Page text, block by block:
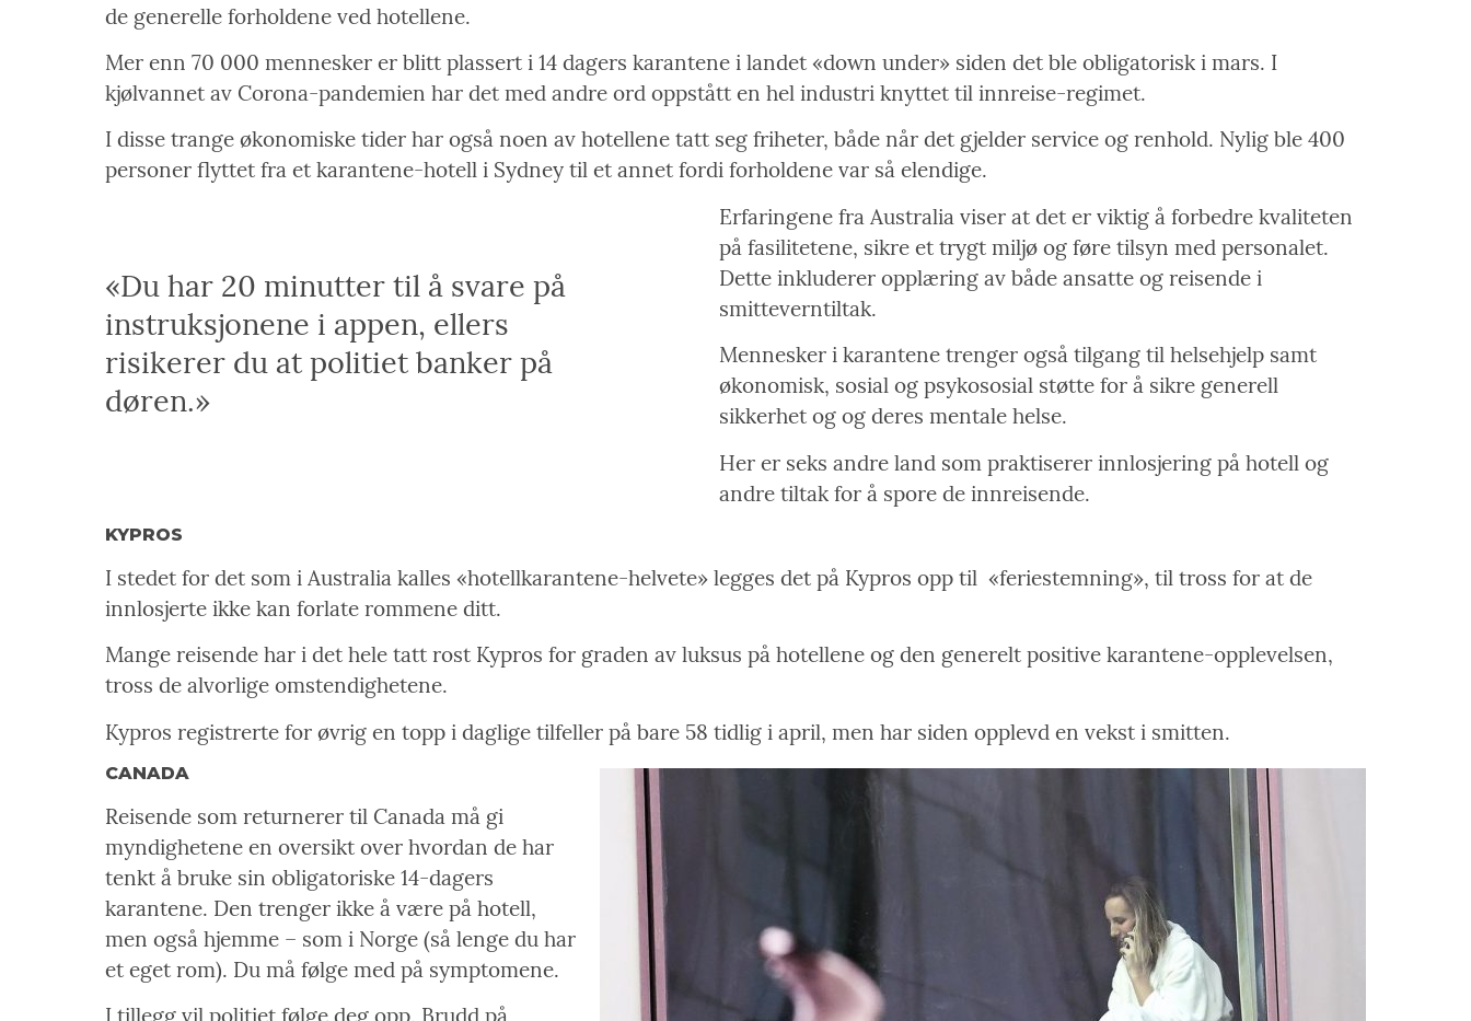
de generelle forholdene ved hotellene.
Mer enn 70 000 mennesker er blitt plassert i 14 dagers karantene i landet «down under» siden det ble obligatorisk i mars. I
kjølvannet av Corona-pandemien har det med andre ord oppstått en hel industri knyttet til innreise-regimet.
I disse trange økonomiske tider har også noen av hotellene tatt seg friheter, både når det gjelder service og renhold. Nylig ble 400
personer flyttet fra et karantene-hotell i Sydney til et annet fordi forholdene var så elendige.
«Du har 20 minutter til å svare på
instruksjonene i appen, ellers
risikerer du at politiet banker på
døren.»
Erfaringene fra Australia viser at det er viktig å forbedre kvaliteten
på fasilitetene, sikre et trygt miljø og føre tilsyn med personalet.
Dette inkluderer opplæring av både ansatte og reisende i
smitteverntiltak.
Mennesker i karantene trenger også tilgang til helsehjelp samt
økonomisk, sosial og psykososial støtte for å sikre generell
sikkerhet og og deres mentale helse.
Her er seks andre land som praktiserer innlosjering på hotell og
andre tiltak for å spore de innreisende.
KYPROS
I stedet for det som i Australia kalles «hotellkarantene-helvete» legges det på Kypros opp til «feriestemning», til tross for at de
innlosjerte ikke kan forlate rommene ditt.
Mange reisende har i det hele tatt rost Kypros for graden av luksus på hotellene og den generelt positive karantene-opplevelsen,
tross de alvorlige omstendighetene.
Kypros registrerte for øvrig en topp i daglige tilfeller på bare 58 tidlig i april, men har siden opplevd en vekst i smitten.
CANADA
Reisende som returnerer til Canada må gi
myndighetene en oversikt over hvordan de har
tenkt å bruke sin obligatoriske 14-dagers
karantene. Den trenger ikke å være på hotell,
men også hjemme – som i Norge (så lenge du har
et eget rom). Du må følge med på symptomene.